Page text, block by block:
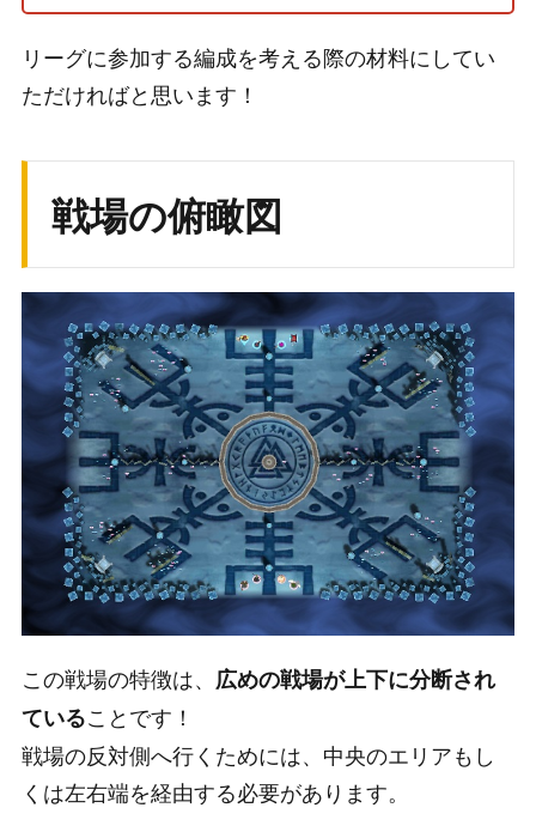
リーグに参加する編成を考える際の材料にしてい
ただければと思います！
戦場の俯瞰図
この戦場の特徴は、 広めの戦場が上下に分断され
ていることです！
戦場の反対側へ行くためには、中央のエリアもし
くは左右端を経由する必要があります。